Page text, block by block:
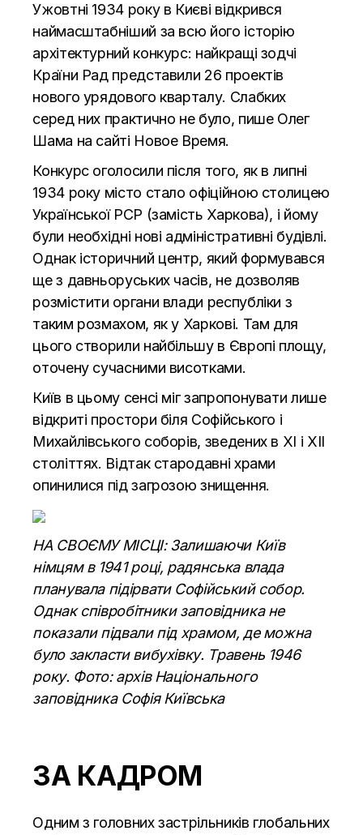
Ужовтні 1934 року в Києві відкрився
наймасштабніший за всю його історію
архітектурний конкурс: найкращі зодчі
Країни Рад представили 26 проектів
нового урядового кварталу. Слабких
серед них практично не було, пише Олег
Шама на сайті Новое Время.
Конкурс оголосили після того, як в липні
1934 року місто стало офіційною столицею
Української РСР (замість Харкова), і йому
були необхідні нові адміністративні будівлі.
Однак історичний центр, який формувався
ще з давньоруських часів, не дозволяв
розмістити органи влади республіки з
таким розмахом, як у Харкові. Там для
цього створили найбільшу в Європі площу,
оточену сучасними висотками.
Київ в цьому сенсі міг запропонувати лише
відкриті простори біля Софійського і
Михайлівського соборів, зведених в ХI і XII
століттях. Відтак стародавні храми
опинилися під загрозою знищення.
НА СВОЄМУ МІСЦІ: Залишаючи Київ
німцям в 1941 році, радянська влада
планувала підірвати Софійський собор.
Однак співробітники заповідника не
показали підвали під храмом, де можна
було закласти вибухівку. Травень 1946
року. Фото: архів Національного
заповідника Софія Київська
ЗА КАДРОМ
Одним з головних застрільників глобальних